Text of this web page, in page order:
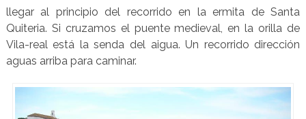
llegar al principio del recorrido en la ermita de Santa
Quiteria. Si cruzamos el puente medieval, en la orilla de
Vila-real está la senda del aigua. Un recorrido dirección
aguas arriba para caminar.